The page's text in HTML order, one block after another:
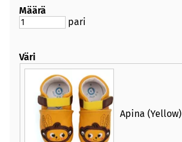
Määrä
pari
Väri
Apina (Yellow)